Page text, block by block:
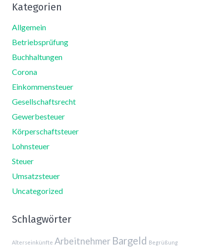
Kategorien
Allgemein
Betriebsprüfung
Buchhaltungen
Corona
Einkommensteuer
Gesellschaftsrecht
Gewerbesteuer
Körperschaftsteuer
Lohnsteuer
Steuer
Umsatzsteuer
Uncategorized
Schlagwörter
Alterseinkünfte Arbeitnehmer Bargeld Begrüßung